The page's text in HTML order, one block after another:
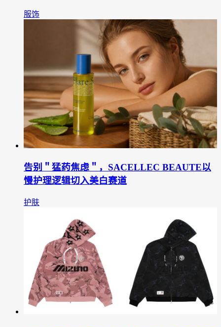
服饰
告别＂猛药焦虑＂，SACELLEC BEAUTE以
慢护理逻辑切入美白赛道
护肤